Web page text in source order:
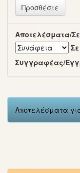
Αποτελέσματα/
Σε
Συγγραφέας/
Αποτελέσματα